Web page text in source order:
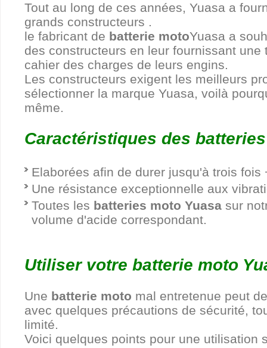
Tout au long de ces années, Yuasa a
grands constructeurs .
le fabricant de batterie motoYuasa a
des constructeurs en leur fournissant
cahier des charges de leurs engins.
Les constructeurs exigent les meilleurs
sélectionner la marque Yuasa, voilà
même.
Caractéristiques des
Elaborées afin de durer jusqu'à trois fois
Une résistance exceptionnelle aux
Toutes les batteries moto Yuasa sur
volume d'acide correspondant.
Utiliser votre batterie moto
Une batterie moto mal entretenue peut
avec quelques précautions de sécurité,
limité.
Voici quelques points pour une utilisation